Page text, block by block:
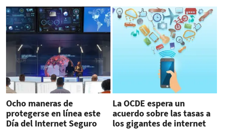
Ocho maneras de
protegerse en línea este
Día del Internet Seguro
La OCDE espera un
acuerdo sobre las tasas a
los gigantes de internet